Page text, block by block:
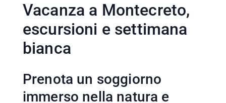
Vacanza a Montecreto,
escursioni e settimana
bianca
Prenota un soggiorno
immerso nella natura e